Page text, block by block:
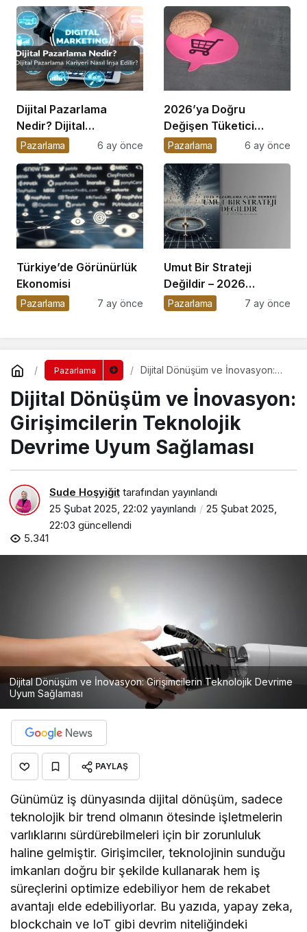
Dijital Pazarlama
Nedir? Dijital
Pazarlama Kariyeri
Pazarlama 6 ay önce
2026’ya Doğru
Değişen Tüketici
Davranışları
Pazarlama 6 ay önce
Türkiye’de Görünürlük
Ekonomisi
Pazarlama 7 ay önce
Umut Bir Strateji
Değildir – 2026
Pazarlama Planı
Pazarlama 7 ay önce
Pazarlama
Dijital Dönüşüm ve İnovasyon:
Uyum Sağlaması
Dijital Dönüşüm ve İnovasyon:
Girişimcilerin Teknolojik
Devrime Uyum Sağlaması
Sude Hoşyiğit tarafından yayınlandı
25 Şubat 2025, 22:02 yayınlandı
25 Şubat 2025,
22:03 güncellendi
5.341
Dijital Dönüşüm ve İnovasyon: Girişimcilerin Teknolojik Devrime
Uyum Sağlaması
PAYLAŞ
Günümüz iş dünyasında dijital dönüşüm, sadece
teknolojik bir trend olmanın ötesinde işletmelerin
varlıklarını sürdürebilmeleri için bir zorunluluk
haline gelmiştir. Girişimciler, teknolojinin sunduğu
imkanları doğru bir şekilde kullanarak hem iş
süreçlerini optimize edebiliyor hem de rekabet
avantajı elde edebiliyorlar. Bu yazıda, yapay zeka,
blockchain ve IoT gibi devrim niteliğindeki